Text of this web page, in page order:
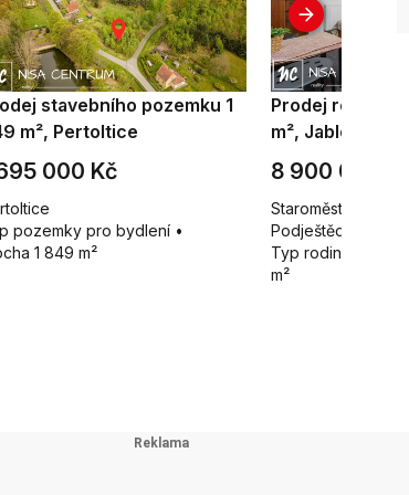
stavebního pozemku 1
m², Pertoltice
000 Kč
pozemky pro bydlení •
1 849 m²
Prodej
m², Jablonné v
8 900 000 Kč
Staroměstská 74,
Podještědí
Typ rodinné domy
m²